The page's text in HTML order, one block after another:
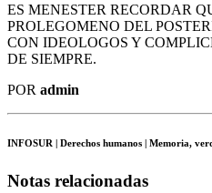
ES MENESTER RECORDAR
PROLEGOMENO DEL
CON IDEOLOGOS Y
DE SIEMPRE.
POR admin
INFOSUR | Derechos humanos | Memoria,
Notas relacionadas